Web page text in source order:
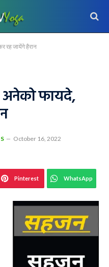
रह जायेंगे हैरान
फायदे,
October 16, 2022
Pinterest WhatsApp